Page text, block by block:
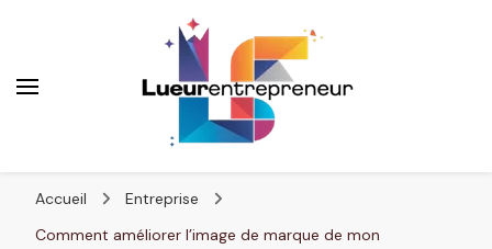
Accueil
Entreprise
Comment améliorer l’image de marque de mon